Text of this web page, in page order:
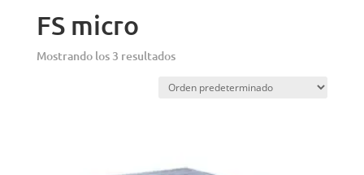
FS micro
Mostrando los 3 resultados